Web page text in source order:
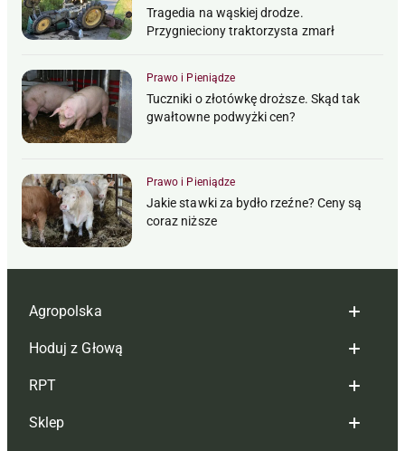
Tragedia na wąskiej drodze.
Przygnieciony traktorzysta zmarł
Prawo i Pieniądze
Tuczniki o złotówkę droższe. Skąd tak
gwałtowne podwyżki cen?
Prawo i Pieniądze
Jakie stawki za bydło rzeźne? Ceny są
coraz niższe
Agropolska
Redakcja
Reklama
Tagi
Hoduj z Głową
Hoduj z głową bydło
Hoduj z głową świnie
RPT
Redakcja
Sklep